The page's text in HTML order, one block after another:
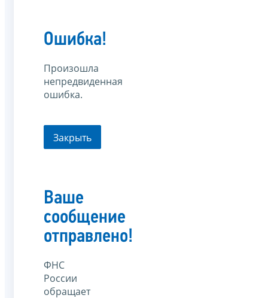
Ошибка!
Произошла
непредвиденная
ошибка.
Закрыть
Ваше
сообщение
отправлено!
ФНС
России
обращает